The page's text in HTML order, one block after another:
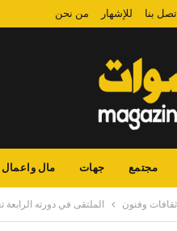
اتصل بنا للإشهار من نحن
مجتمع جهات مال واعمال
ثقافات وفنون الملتقى في دورته